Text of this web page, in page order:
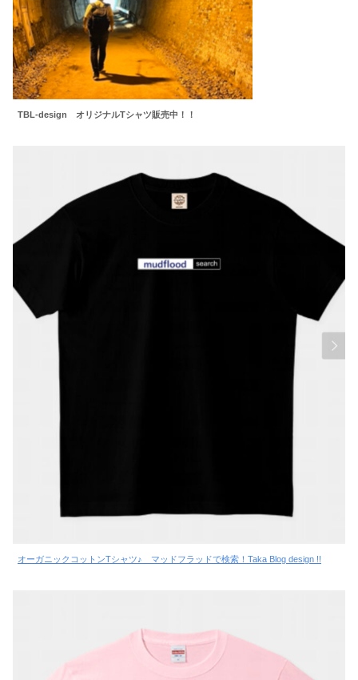
TBL-design オリジナルTシャツ販売中！！
オーガニックコットンTシャツ♪ マッドフラッドで検索！Taka Blog design !!